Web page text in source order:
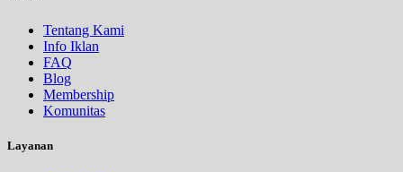
Tentang Kami
Info Iklan
FAQ
Blog
Membership
Komunitas
Layanan